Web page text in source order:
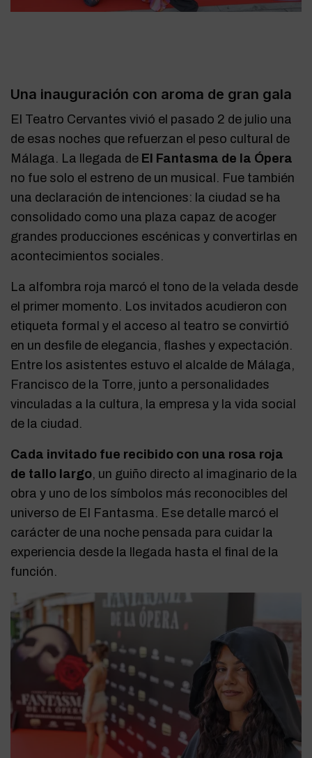
Una inauguración con aroma de gran gala
El Teatro Cervantes vivió el pasado 2 de julio una
de esas noches que refuerzan el peso cultural de
Málaga. La llegada de El Fantasma de la Ópera
no fue solo el estreno de un musical. Fue también
una declaración de intenciones: la ciudad se ha
consolidado como una plaza capaz de acoger
grandes producciones escénicas y convertirlas en
acontecimientos sociales.
La alfombra roja marcó el tono de la velada desde
el primer momento. Los invitados acudieron con
etiqueta formal y el acceso al teatro se convirtió
en un desfile de elegancia, flashes y expectación.
Entre los asistentes estuvo el alcalde de Málaga,
Francisco de la Torre, junto a personalidades
vinculadas a la cultura, la empresa y la vida social
de la ciudad.
Cada invitado fue recibido con una rosa roja
de tallo largo, un guiño directo al imaginario de la
obra y uno de los símbolos más reconocibles del
universo de El Fantasma. Ese detalle marcó el
carácter de una noche pensada para cuidar la
experiencia desde la llegada hasta el final de la
función.